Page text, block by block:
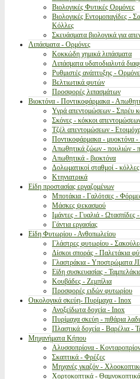
Βιολογικές Φυτικές Ορμόνες
Βιολογικές Εντομοπαγίδες -
Κόλλες
Σκευάσματα βιολογικά για
Λιπάσματα - Ορμόνες
Κοκκώδη χημικά λιπάσματα
Λιπάσματα υδατοδιαλυτά
Ρυθμιστές ανάπτυξης -
Βελτιωτικά φυτών
Προσφορές λιπασμάτων
Βιοκτόνα - Ποντικοφάρμακα -
Υγρά απεντομώσεων - Σπρέυ
Σκόνες - κόκκοι
Τζέλ απεντομώσεων -
Ποντικοφάρμακα - μυοκτόνα -
Απωθητικά ζώων - πουλιών -
Απωθητικά - βιοκτόνα
Δολωματικοί σταθμοί -
Κτηνιατρικά
Είδη προστασίας εργαζομένων
Μποτάκια - Γαλότσες -
Μάσκες ψεκασμού
Ιμάντες - Γυαλιά - Ωτασπίδες
Γάντια εργασίας
Είδη Φυτωρίου - Ανθοπωλείου
Γλάστρες φυτωρίου -
Δίσκοι σποράς - Παλετάκια
Γλαστράκια - Υποστρώματα
Είδη συσκευασίας -
Κουβάδες - Ζεμπίλια
Προσφορές ειδών φυτωρίου
Οικολογικά σκεύη- Πυρίμαχα - Inox
Ανοξείδωτα δοχεία - Inox
Πυρίμαχα σκεύη - πιθάρια
Πλαστικά δοχεία - Βαρέλια -
Μηχανήματα Κήπου
Αλυσσοπρίονα -
Σκαπτικά - Φρέζες
Μηχανές γκαζόν -
Χορτοκοπτικά - Θαμνοκοπτικά